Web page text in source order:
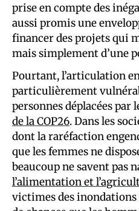
prise en compte des
aussi promis une
financer des projets qui
mais simplement d’une
Pourtant, l’articulation
particulièrement
personnes déplacées
de la COP26. Dans les
dont la raréfaction
que les femmes ne
beaucoup ne savent pas
l’alimentation et
victimes des inondations